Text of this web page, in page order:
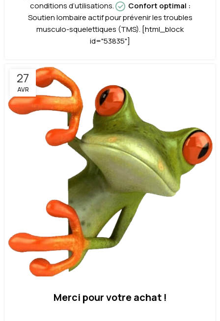
conditions d’utilisations.
Confort optimal :
Soutien lombaire actif pour prévenir les troubles
musculo-squelettiques (TMS). [html_block
id="53835"]
27
AVR
Merci pour votre achat !